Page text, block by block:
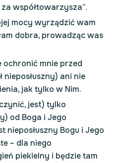
współtowarzysza”.
mocy wyrządzić wam
dobra, prowadząc was
ochronić mnie przed
nieposłuszny) ani nie
jak tylko w Nim.
jest) tylko
od Boga i Jego
nieposłuszny Bogu i Jego
– dla niego
piekielny i będzie tam